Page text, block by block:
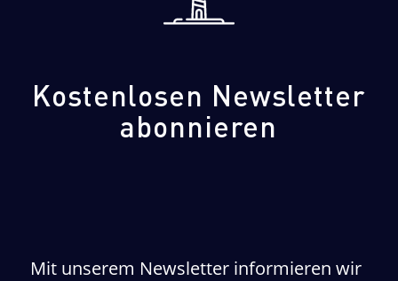
Kostenlosen Newsletter
abonnieren
Mit unserem Newsletter informieren wir